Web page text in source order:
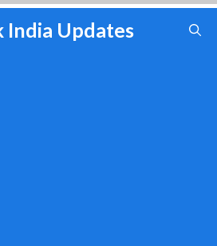
India Updates